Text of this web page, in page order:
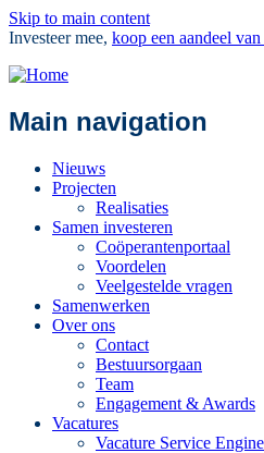
Skip to main content
Investeer mee, koop een aandeel
Main navigation
Nieuws
Projecten
Realisaties
Samen investeren
Coöperantenportaal
Voordelen
Veelgestelde vragen
Samenwerken
Over ons
Contact
Bestuursorgaan
Team
Engagement & Awards
Vacatures
Vacature Service